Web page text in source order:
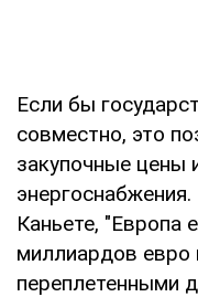
Если бы
совместно, это
закупочные цены
Каньете, "Европа
миллиардов евро
переплетенными